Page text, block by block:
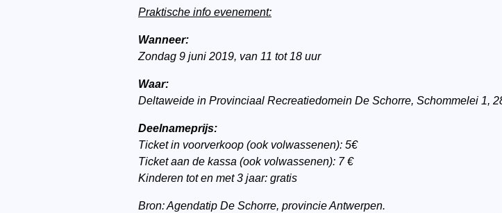
Praktische info evenement:
Wanneer:
Zondag 9 juni 2019, van 11 tot 18 uur
Waar:
Deltaweide in Provinciaal Recreatiedomein De Schorre, Schommelei 1,
Deelnameprijs:
Ticket in voorverkoop (ook volwassenen): 5€
Ticket aan de kassa (ook volwassenen): 7 €
Kinderen tot en met 3 jaar: gratis
Bron: Agendatip De Schorre, provincie Antwerpen.